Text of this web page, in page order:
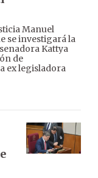
Manuel
se investigará la
Kattya
de
ex legisladora